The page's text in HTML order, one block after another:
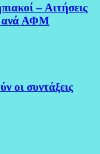
– Αιτήσεις
ανά ΑΦΜ
συντάξεις